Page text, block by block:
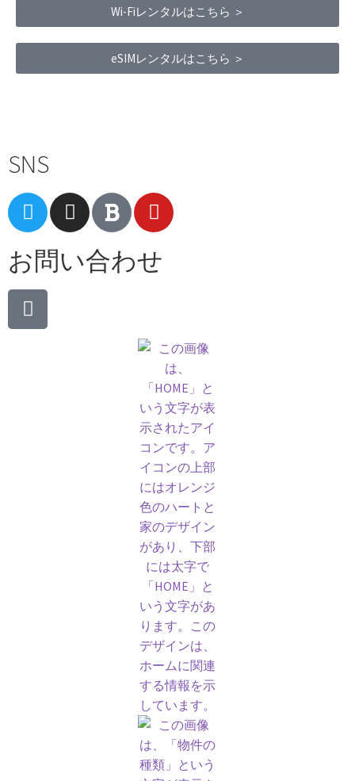
Wi-Fiレンタルはこちら ＞
eSIMレンタルはこちら ＞
SNS
お問い合わせ